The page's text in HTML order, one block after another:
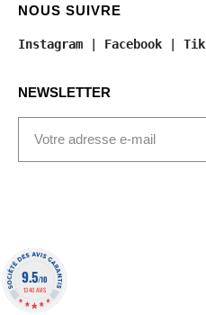
NOUS SUIVRE
Instagram Facebook
NEWSLETTER
9.5/10
1340 AVIS